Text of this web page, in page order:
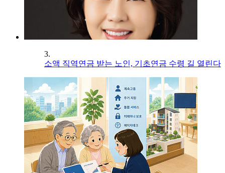
3.
소액 직역연금 받는 노인, 기초연금 수령 길 열린다